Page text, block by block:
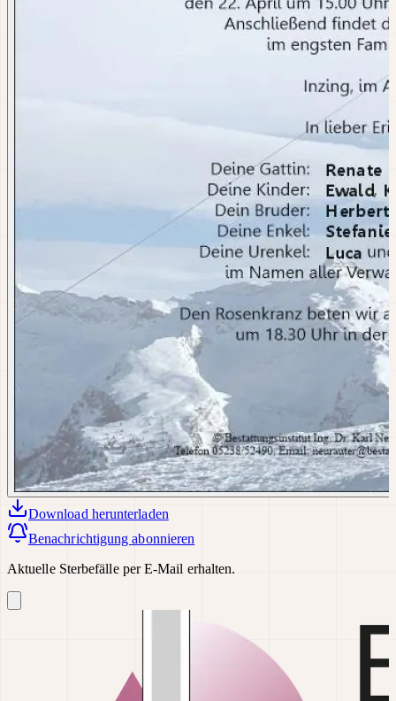
Download herunterladen
Benachrichtigung abonnieren
Aktuelle Sterbefälle per E-Mail erhalten.